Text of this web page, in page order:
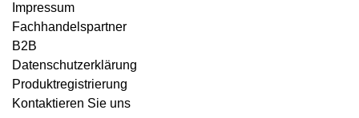
Impressum
Fachhandelspartner
B2B
Datenschutzerklärung
Produktregistrierung
Kontaktieren Sie uns